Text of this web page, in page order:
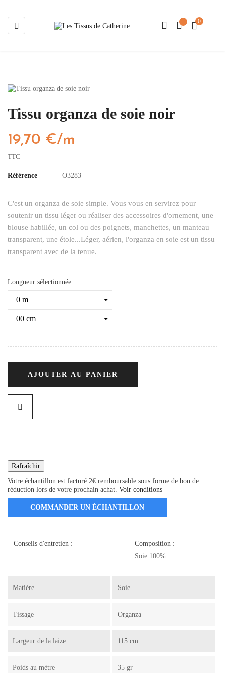
Basculer
la
☰ 0
Tissu organza de soie noir
19,70 €/m
TTC
Référence O3283
C'est un organza de soie simple. Vous vous en servirez pour
soutenir un tissu léger ou réaliser des accessoires d'ornement, une
blouse habillée, un col ou des poignets, manchettes, un manteau
transparent, une étole...Léger, aérien, l'organza en soie est un tissu
transparent avec de la tenue.
Longueur sélectionnée
AJOUTER AU PANIER
Votre échantillon est facturé 2€ remboursable sous forme de bon de
réduction lors de votre prochain achat. Voir conditions
COMMANDER UN ÉCHANTILLON
Conseils d'entretien :
Composition :
Soie 100%
Matière Soie
Tissage Organza
Largeur de la laize 115 cm
Poids au mètre 35 gr